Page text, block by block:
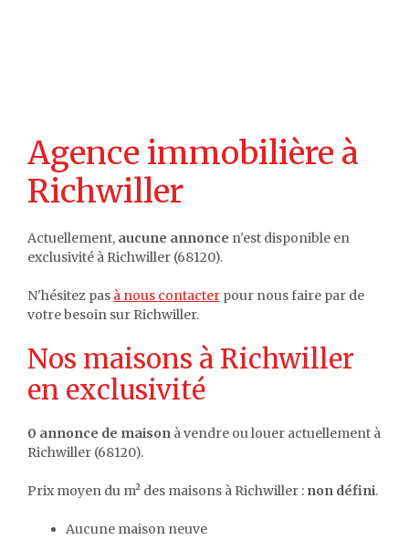
Agence immobilière à
Richwiller
Actuellement, aucune annonce n'est disponible en
exclusivité à Richwiller (68120).
N'hésitez pas à nous contacter pour nous faire par de
votre besoin sur Richwiller.
Nos maisons à Richwiller
en exclusivité
0 annonce de maison à vendre ou louer actuellement à
Richwiller (68120).
Prix moyen du m² des maisons à Richwiller : non défini.
Aucune maison neuve